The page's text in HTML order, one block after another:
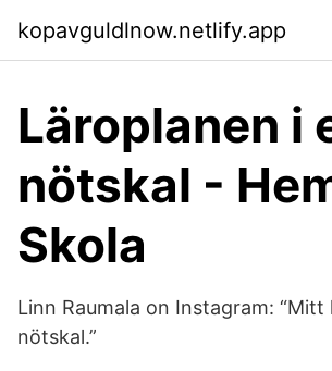
kopavguldlnow.netlify.app
Läroplanen i
nötskal -
Skola
Linn Raumala on Instagram: “Mitt
nötskal.”